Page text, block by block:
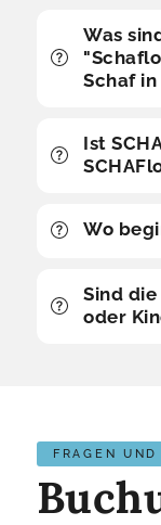
Was
Schaf in
Ist
Wo
Sind
oder
FRAGEN